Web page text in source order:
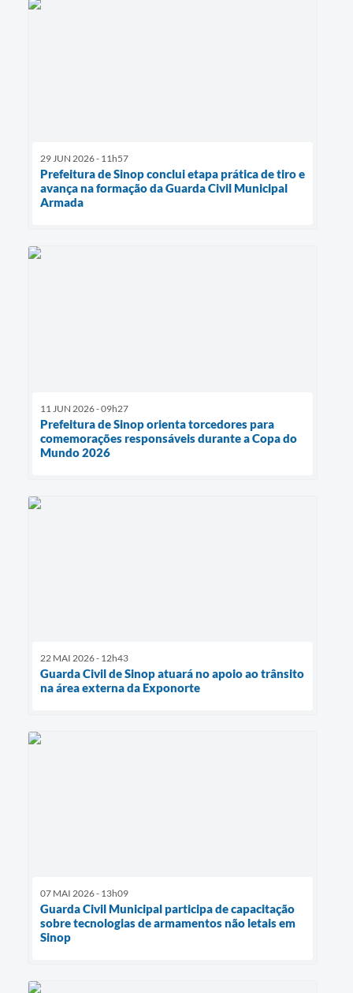
29 JUN 2026 - 11h57
Prefeitura de Sinop conclui etapa prática de tiro e
avança na formação da Guarda Civil Municipal
Armada
11 JUN 2026 - 09h27
Prefeitura de Sinop orienta torcedores para
comemorações responsáveis durante a Copa do
Mundo 2026
22 MAI 2026 - 12h43
Guarda Civil de Sinop atuará no apoio ao trânsito
na área externa da Exponorte
07 MAI 2026 - 13h09
Guarda Civil Municipal participa de capacitação
sobre tecnologias de armamentos não letais em
Sinop